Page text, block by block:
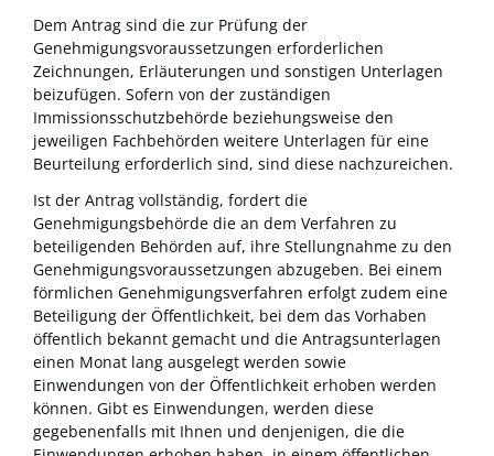
Dem Antrag sind die zur Prüfung der
Genehmigungsvoraussetzungen erforderlichen
Zeichnungen, Erläuterungen und sonstigen Unterlagen
beizufügen. Sofern von der zuständigen
Immissionsschutzbehörde beziehungsweise den
jeweiligen Fachbehörden weitere Unterlagen für eine
Beurteilung erforderlich sind, sind diese nachzureichen.
Ist der Antrag vollständig, fordert die
Genehmigungsbehörde die an dem Verfahren zu
beteiligenden Behörden auf, ihre Stellungnahme zu den
Genehmigungsvoraussetzungen abzugeben. Bei einem
förmlichen Genehmigungsverfahren erfolgt zudem eine
Beteiligung der Öffentlichkeit, bei dem das Vorhaben
öffentlich bekannt gemacht und die Antragsunterlagen
einen Monat lang ausgelegt werden sowie
Einwendungen von der Öffentlichkeit erhoben werden
können. Gibt es Einwendungen, werden diese
gegebenenfalls mit Ihnen und denjenigen, die die